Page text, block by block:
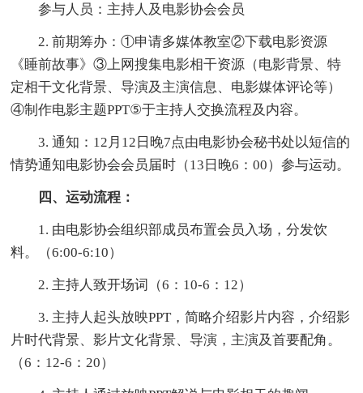
参与人员：主持人及电影协会会员
2. 前期筹办：①申请多媒体教室②下载电影资源
《睡前故事》③上网搜集电影相干资源（电影背景、特
定相干文化背景、导演及主演信息、电影媒体评论等）
④制作电影主题PPT⑤于主持人交换流程及内容。
3. 通知：12月12日晚7点由电影协会秘书处以短信的
情势通知电影协会会员届时（13日晚6：00）参与运动。
四、运动流程：
1. 由电影协会组织部成员布置会员入场，分发饮
料。（6:00-6:10）
2. 主持人致开场词（6：10-6：12）
3. 主持人起头放映PPT，简略介绍影片内容，介绍影
片时代背景、影片文化背景、导演，主演及首要配角。
（6：12-6：20）